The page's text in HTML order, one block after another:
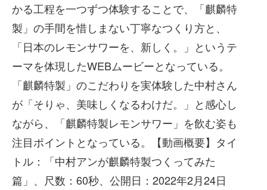
かる⼯程を一つずつ体験することで、「麒麟特
製」の⼿間を惜しまない丁寧なつくり⽅と、
「⽇本のレモンサワーを、新しく。」というテ
ーマを体現したWEBムービーとなっている。
「麒麟特製」のこだわりを実体験した中村さん
が「そりゃ、美味しくなるわけだ。」と感⼼し
ながら、「麒麟特製レモンサワー」を飲む姿も
注⽬ポイントとなっている。【動画概要】タイ
トル：「中村アンが麒麟特製つくってみた
篇」、尺数：60秒、公開⽇：2022年2⽉24⽇